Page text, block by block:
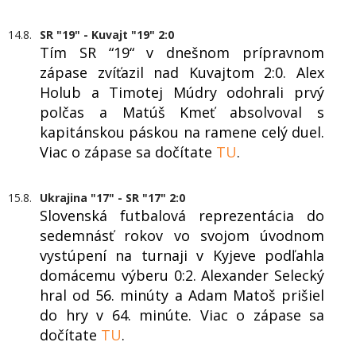
14.8. SR "19" - Kuvajt "19" 2:0
Tím SR “19“ v dnešnom prípravnom
zápase zvíťazil nad Kuvajtom 2:0. Alex
Holub a Timotej Múdry odohrali prvý
polčas a Matúš Kmeť absolvoval s
kapitánskou páskou na ramene celý duel.
Viac o zápase sa dočítate TU.
15.8. Ukrajina "17" - SR "17" 2:0
Slovenská futbalová reprezentácia do
sedemnásť rokov vo svojom úvodnom
vystúpení na turnaji v Kyjeve podľahla
domácemu výberu 0:2. Alexander Selecký
hral od 56. minúty a Adam Matoš prišiel
do hry v 64. minúte. Viac o zápase sa
dočítate TU.